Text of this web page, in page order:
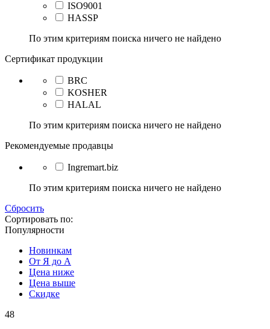
ISO9001
HASSP
По этим критериям поиска ничего не найдено
Сертификат продукции
BRC
KOSHER
HALAL
По этим критериям поиска ничего не найдено
Рекомендуемые продавцы
Ingremart.biz
По этим критериям поиска ничего не найдено
Сбросить
Сортировать по:
Популярности
Новинкам
От Я до А
Цена ниже
Цена выше
Скидке
48